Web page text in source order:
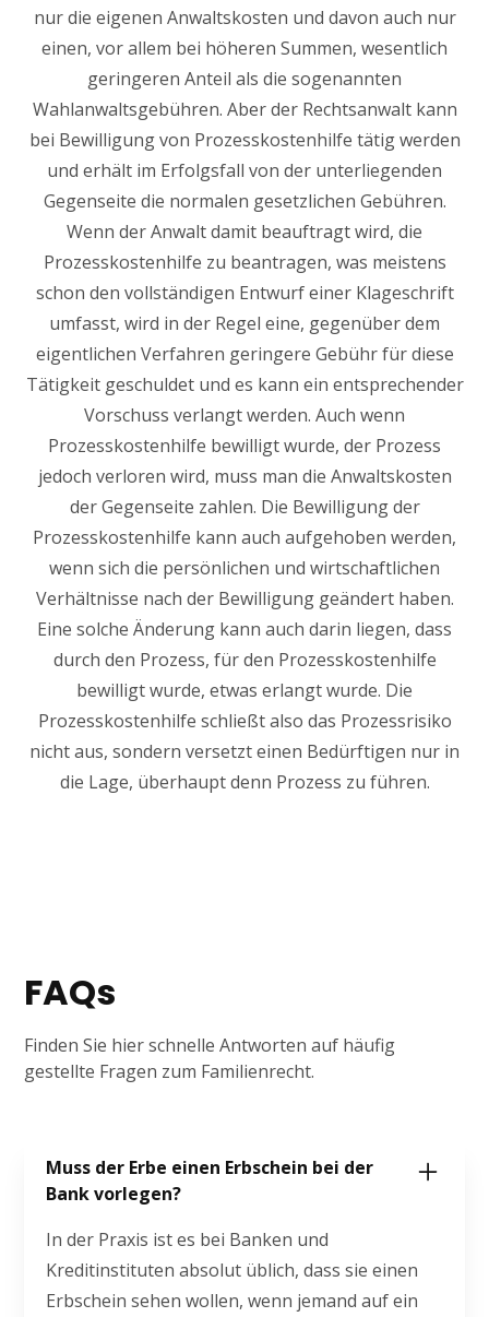
nur die eigenen Anwaltskosten und davon auch nur
einen, vor allem bei höheren Summen, wesentlich
geringeren Anteil als die sogenannten
Wahlanwaltsgebühren. Aber der Rechtsanwalt kann
bei Bewilligung von Prozesskostenhilfe tätig werden
und erhält im Erfolgsfall von der unterliegenden
Gegenseite die normalen gesetzlichen Gebühren.
Wenn der Anwalt damit beauftragt wird, die
Prozesskostenhilfe zu beantragen, was meistens
schon den vollständigen Entwurf einer Klageschrift
umfasst, wird in der Regel eine, gegenüber dem
eigentlichen Verfahren geringere Gebühr für diese
Tätigkeit geschuldet und es kann ein entsprechender
Vorschuss verlangt werden. Auch wenn
Prozesskostenhilfe bewilligt wurde, der Prozess
jedoch verloren wird, muss man die Anwaltskosten
der Gegenseite zahlen. Die Bewilligung der
Prozesskostenhilfe kann auch aufgehoben werden,
wenn sich die persönlichen und wirtschaftlichen
Verhältnisse nach der Bewilligung geändert haben.
Eine solche Änderung kann auch darin liegen, dass
durch den Prozess, für den Prozesskostenhilfe
bewilligt wurde, etwas erlangt wurde. Die
Prozesskostenhilfe schließt also das Prozessrisiko
nicht aus, sondern versetzt einen Bedürftigen nur in
die Lage, überhaupt denn Prozess zu führen.
FAQs
Finden Sie hier schnelle Antworten auf häufig
gestellte Fragen zum Familienrecht.
Muss der Erbe einen Erbschein bei der
Bank vorlegen?
In der Praxis ist es bei Banken und
Kreditinstituten absolut üblich, dass sie einen
Erbschein sehen wollen, wenn jemand auf ein